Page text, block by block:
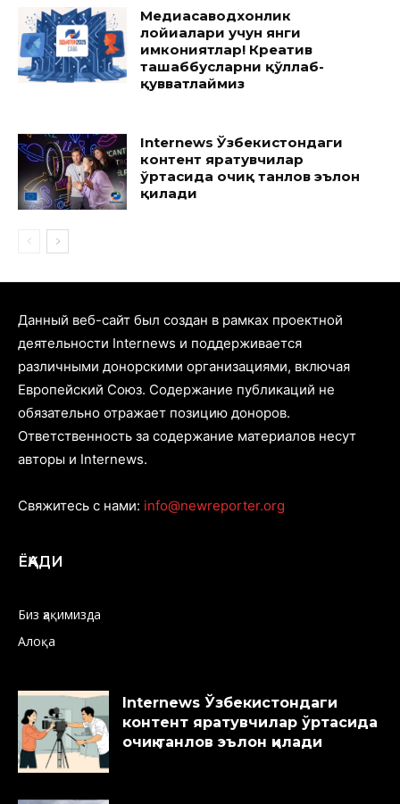
Медиасаводхонлик
лойиҳалари учун янги
имкониятлар! Креатив
ташаббусларни қўллаб-
қувватлаймиз
Internews Ўзбекистондаги
контент яратувчилар
ўртасида очиқ танлов эълон
қилади
Данный веб-сайт был создан в рамках проектной
деятельности Internews и поддерживается
различными донорскими организациями, включая
Европейский Союз. Содержание публикаций не
обязательно отражает позицию доноров.
Ответственность за содержание материалов несут
авторы и Internews.
Свяжитесь с нами: info@newreporter.org
ЁҚАДИ
Биз ҳақимизда
Алоқа
Internews Ўзбекистондаги
контент яратувчилар ўртасида
очиқ танлов эълон қилади